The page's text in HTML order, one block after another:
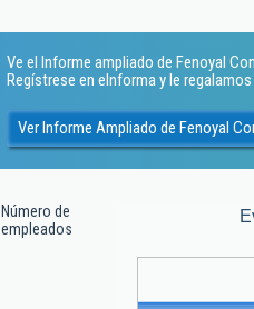
Ve el Informe ampliado de Fenoyal
Regístrese en eInforma y le
Ver Informe Ampliado de Fenoyal
Número de
empleados